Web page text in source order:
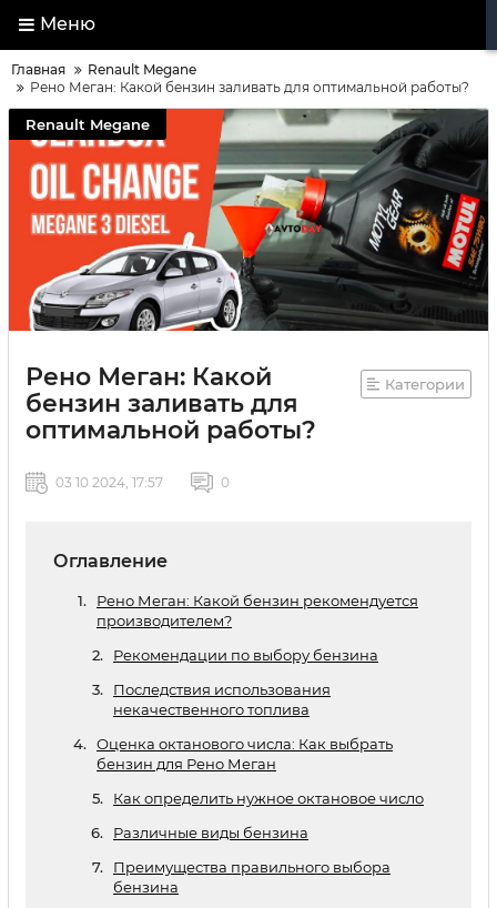
Меню
Главная
Renault Megane
Рено Меган: Какой бензин заливать для оптимальной работы?
Renault Megane
Рено Меган: Какой
бензин заливать для
оптимальной работы?
Категории
03 10 2024, 17:57 0
Оглавление
Рено Меган: Какой бензин рекомендуется
производителем?
Рекомендации по выбору бензина
Последствия использования
некачественного топлива
Оценка октанового числа: Как выбрать
бензин для Рено Меган
Как определить нужное октановое число
Различные виды бензина
Преимущества правильного выбора
бензина